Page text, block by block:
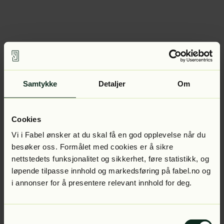
Samtykke Detaljer Om
Cookies
Vi i Fabel ønsker at du skal få en god opplevelse når du
besøker oss. Formålet med cookies er å sikre
nettstedets funksjonalitet og sikkerhet, føre statistikk, og
løpende tilpasse innhold og markedsføring på fabel.no og
i annonser for å presentere relevant innhold for deg.